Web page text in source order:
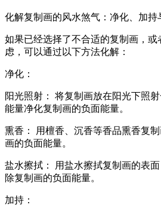
化解复制画的风水煞气：净化、加持
如果已经选择了不合适的复制画，
虑，可以通过以下方法化解：
净化：
阳光照射： 将复制画放在阳光下照
能量净化复制画的负面能量。
熏香： 用檀香、沉香等香品熏香复
画的负面能量。
盐水擦拭： 用盐水擦拭复制画的表
除复制画的负面能量。
加持：